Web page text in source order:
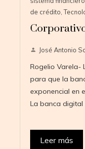
de crédito ,
José Antonio
Rogelio Varela-
para que la
exponencial en
La banca digital
Leer más